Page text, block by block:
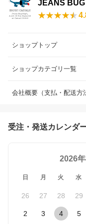
JEANS BUG
ショップトップ
ショップカテゴリ一覧
会社概要（支払・配送方
受注・発送カレンダ
2026年
日 月 火 水
26 27 28 29
2 3 4 5